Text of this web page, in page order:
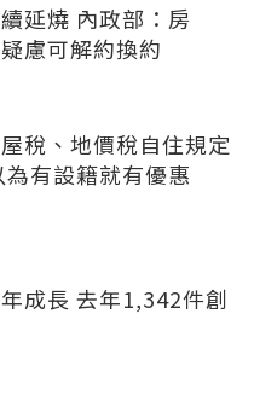
延燒 內政部：房
慮可解約換約
稅、地價稅自住規定
有設籍就有優惠
成長 去年1,342件創